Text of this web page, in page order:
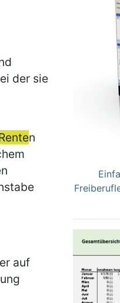
der sie
n
auf